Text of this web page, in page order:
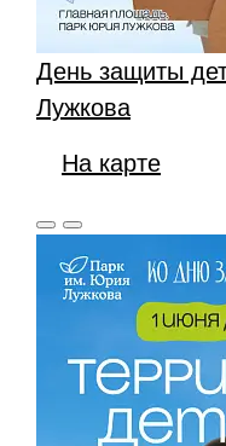
День защиты
Лужкова
На карте